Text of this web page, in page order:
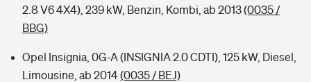
2.8 V6 4X4), 239 kW, Benzin, Kombi, ab 2013(0035 /
BBG)
Opel Insignia, 0G-A (INSIGNIA 2.0 CDTI), 125 kW, Diesel,
Limousine, ab 2014(0035 / BEJ)